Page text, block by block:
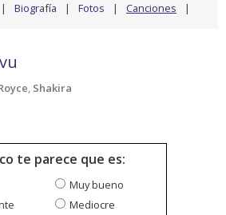
Biografía Fotos Canciones
, Shakira
te parece que es:
Muy bueno
Mediocre